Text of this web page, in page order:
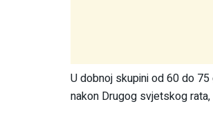
U dobnoj skupini od 60 do
nakon Drugog svjetskog